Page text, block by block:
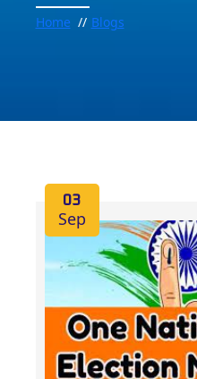
Home Blogs
03
Sep